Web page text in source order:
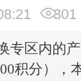
301
专区内的
积分）